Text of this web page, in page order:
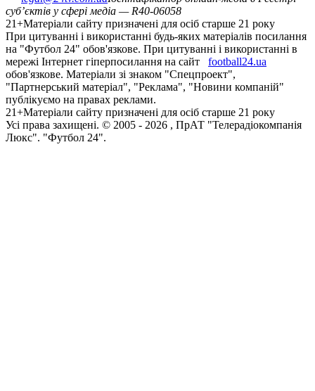
суб’єктів у сфері медіа — R40-06058
21+Матеріали сайту призначені для осіб старше 21 року
При цитуванні і використанні будь-яких матеріалів посилання
на "Футбол 24" обов'язкове. При цитуванні і використанні в
мережі Інтернет гіперпосилання на сайт
football24.ua
обов'язкове. Матеріали зі знаком "Спецпроект",
"Партнерський матеріал", "Реклама", "Новини компаній"
публікуємо на правах реклами.
21+Матеріали сайту призначені для осіб старше 21 року
Усi права захищенi. © 2005 - 2026 , ПрАТ "Телерадіокомпанія
Люкс". "Футбол 24".